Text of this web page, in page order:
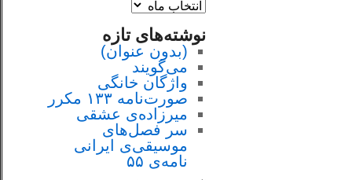
نوشته‌های تازه
(بدون عنوان)
می‌گویند
واژگان خانگی
صورت‌نامه ۱۳۳ مکرر
میرزاده‌ی عشقی
سر فصل‌هاى
موسيقى‌ی ايرانى
نامه‌ی ۵۵